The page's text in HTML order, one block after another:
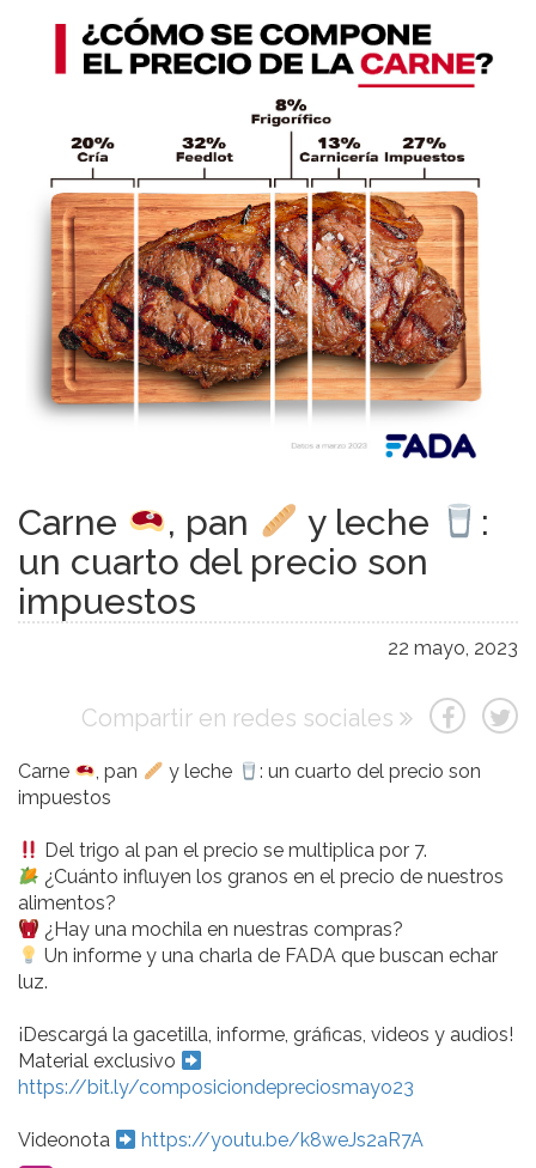
Carne , pan y leche
:
un cuarto del precio son
impuestos
22 mayo, 2023
Compartir en redes sociales
Carne , pan y leche
: un cuarto del precio son
impuestos
Del trigo al pan el precio se multiplica por 7.
¿Cuánto influyen los granos en el precio de nuestros
alimentos?
¿Hay una mochila en nuestras compras?
Un informe y una charla de FADA que buscan echar
luz.
¡Descargá la gacetilla, informe, gráficas, videos y audios!
Material exclusivo
https://bit.ly/composiciondepreciosmayo23
Videonota https://youtu.be/k8weJs2aR7A